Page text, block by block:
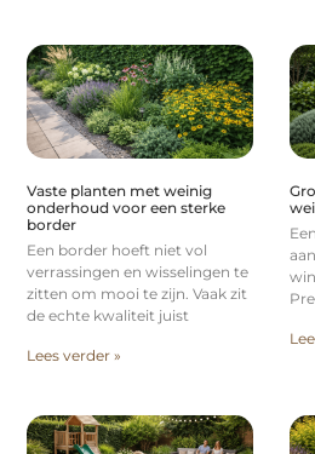
Vaste planten met weinig
onderhoud voor een sterke
border
Een border hoeft niet vol
verrassingen en wisselingen te
zitten om mooi te zijn. Vaak zit
de echte kwaliteit juist
Lees verder »